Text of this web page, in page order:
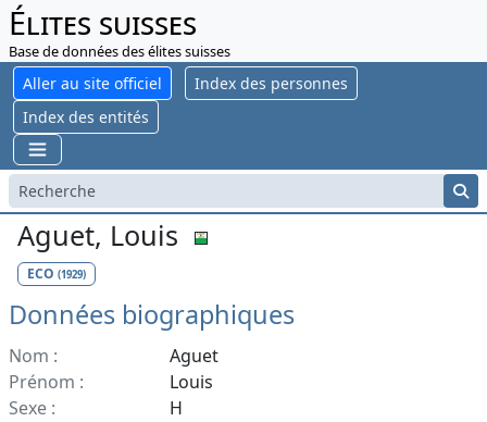
Élites suisses
Base de données des élites suisses
Aller au site officiel
Index des personnes
Index des entités
Aguet, Louis
ECO (1929)
Données biographiques
Nom :
Aguet
Prénom :
Louis
Sexe :
H